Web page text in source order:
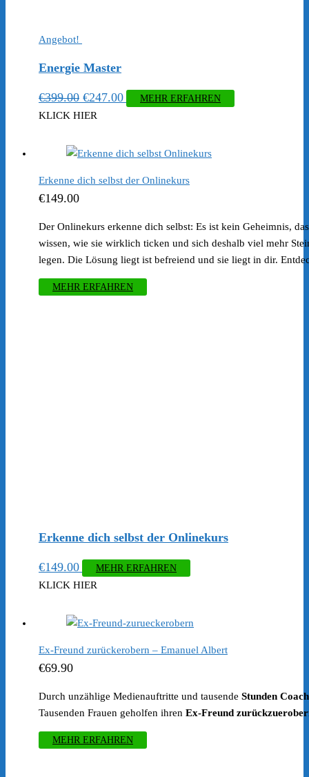
Angebot!
Energie Master
€399.00 Ursprünglicher
Preis
€399.00
€247.00Aktueller
€247.00.
MEHR ERFAHREN
KLICK HIER
Erkenne dich selbst der Onlinekurs
€149.00
Der Onlinekurs erkenne dich selbst: Es ist kein Geheimnis,
wissen, wie sie wirklich ticken und sich deshalb viel mehr
legen. Die Lösung liegt ist befreiend und sie liegt in dir.
MEHR ERFAHREN
Erkenne dich selbst der Onlinekurs
€149.00 MEHR ERFAHREN
KLICK HIER
Ex-Freund zurückerobern – Emanuel Albert
€69.90
Durch unzählige Medienauftritte und tausende Stunden
Tausenden Frauen geholfen ihren Ex-Freund
MEHR ERFAHREN